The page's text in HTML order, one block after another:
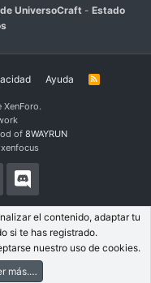
UniversoCraft - Estado
Ayuda
R
of 8WAYRUN
el contenido, adaptar tu
si te has registrado.
nuestro uso de cookies.
más.…